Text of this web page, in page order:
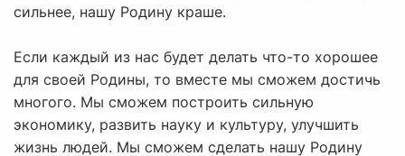
сильнее, нашу Родину краше.
Если каждый из нас будет делать что-то хорошее
для своей Родины, то вместе мы сможем достичь
многого. Мы сможем построить сильную
экономику, развить науку и культуру, улучшить
жизнь людей. Мы сможем сделать нашу Родину